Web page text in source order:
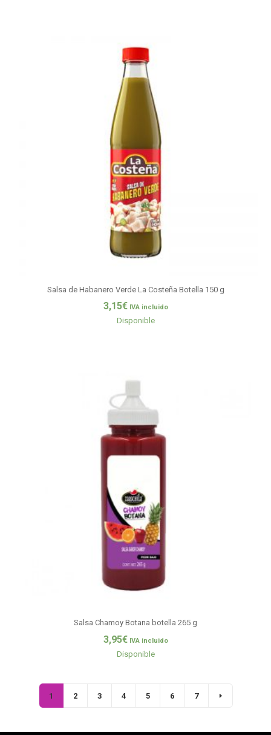
Salsa de Habanero Verde La Costeña Botella 150 g
3,15€ IVA incluido
Disponible
Salsa Chamoy Botana botella 265 g
3,95€ IVA incluido
Disponible
1 2 3 4 5 6 7